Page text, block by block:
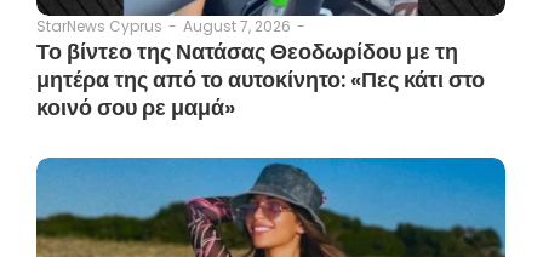
StarNews Cyprus - August 7, 2026 -
Το βίντεο της Νατάσας Θεοδωρίδου με τη
μητέρα της από το αυτοκίνητο: «Πες κάτι στο
κοινό σου ρε μαμά»